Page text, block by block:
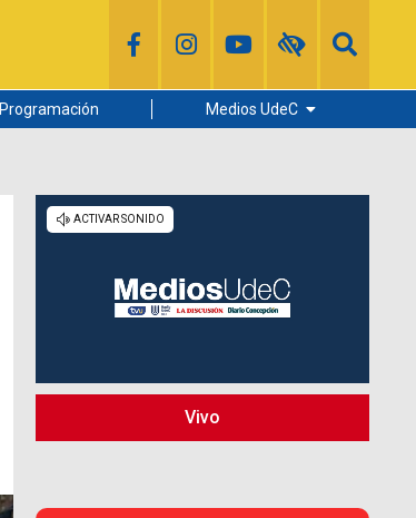
Programación Medios UdeC
Radio UdeC
Noticias UdeC
Vivo